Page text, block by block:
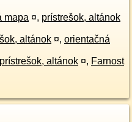
mapa ¤, prístrešok, altánok
altánok ¤, orientačná
prístrešok, altánok ¤, Farnost